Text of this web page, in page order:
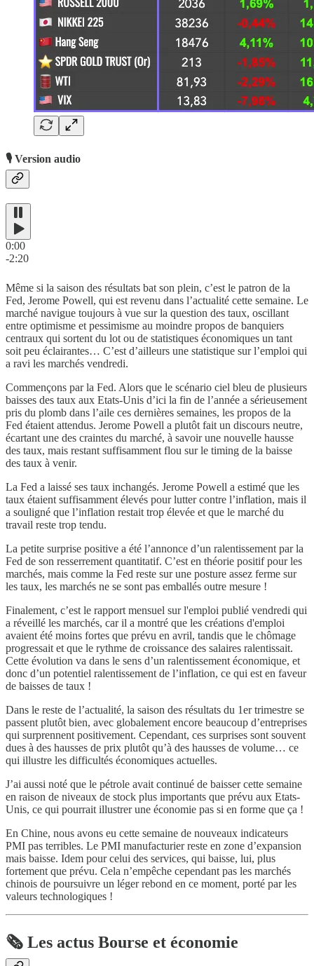
🎙️ Version audio
0:00
-2:20
Même si la saison des résultats bat son plein, c’est le patron de la
Fed, Jerome Powell, qui est revenu dans l’actualité cette semaine. Le
marché navigue toujours à vue sur la question des taux, oscillant
entre optimisme et pessimisme au moindre propos de banquiers
centraux qui sortent du lot ou de statistiques économiques un tant
soit peu éclairantes… C’est d’ailleurs une statistique sur l’emploi qui
a ravi les marchés vendredi.
Commençons par la Fed. Alors que le scénario ciel bleu de plusieurs
baisses des taux aux Etats-Unis d’ici la fin de l’année a sérieusement
pris du plomb dans l’aile ces dernières semaines, les propos de la
Fed étaient attendus. Jerome Powell a plutôt fait un discours neutre,
écartant une des craintes du marché, à savoir une nouvelle hausse
des taux, mais restant suffisamment flou sur le timing de la baisse
des taux à venir.
La Fed a laissé ses taux inchangés. Jerome Powell a estimé que les
taux étaient suffisamment élevés pour lutter contre l’inflation, mais il
a souligné que l’inflation restait trop élevée et que le marché du
travail reste trop tendu.
La petite surprise positive a été l’annonce d’un ralentissement par la
Fed de son resserrement quantitatif. C’est en théorie positif pour les
marchés, mais comme la Fed reste sur une posture assez ferme sur
les taux, les marchés ne se sont pas emballés outre mesure !
Finalement, c’est le rapport mensuel sur l'emploi publié vendredi qui
a réveillé les marchés, car il a montré que les créations d'emploi
avaient été moins fortes que prévu en avril, tandis que le chômage
progressait et que le rythme de croissance des salaires ralentissait.
Cette évolution va dans le sens d’un ralentissement économique, et
donc d’un potentiel ralentissement de l’inflation, ce qui est en faveur
de baisses de taux !
Dans le reste de l’actualité, la saison des résultats du 1er trimestre se
passent plutôt bien, avec globalement encore beaucoup d’entreprises
qui surprennent positivement. Cependant, ces surprises sont souvent
dues à des hausses de prix plutôt qu’à des hausses de volume… ce
qui illustre les difficultés économiques actuelles.
J’ai aussi noté que le pétrole avait continué de baisser cette semaine
en raison de niveaux de stock plus importants que prévu aux Etats-
Unis, ce qui pourrait illustrer une économie pas si en forme que ça !
En Chine, nous avons eu cette semaine de nouveaux indicateurs
PMI pas terribles. Le PMI manufacturier reste en zone d’expansion
mais baisse. Idem pour celui des services, qui baisse, lui, plus
fortement que prévu. Cela n’empêche cependant pas les marchés
chinois de poursuivre un léger rebond en ce moment, porté par les
valeurs technologiques !
🗞️ Les actus Bourse et économie